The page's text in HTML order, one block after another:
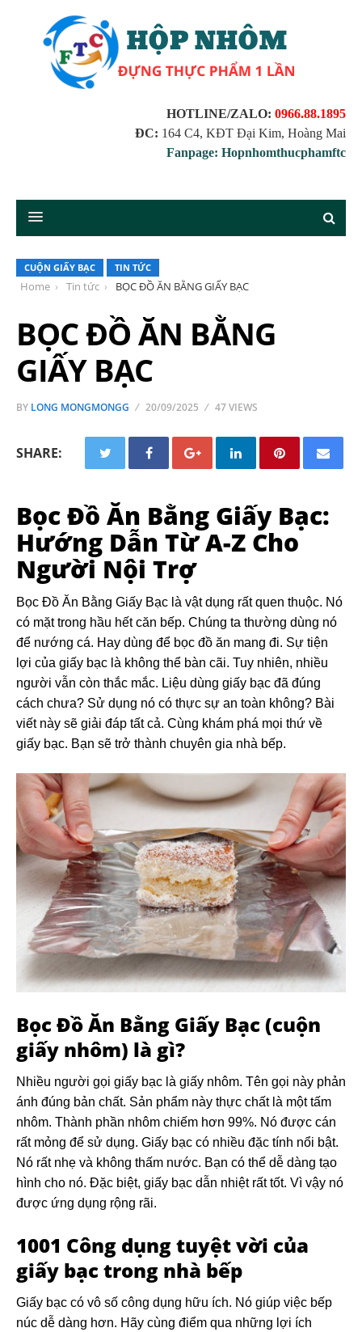
HOTLINE/ZALO: 0966.88.1895
ĐC: 164 C4, KĐT Đại Kim, Hoàng Mai
Fanpage: Hopnhomthucphamftc
CUỘN GIẤY BẠC TIN TỨC
Home Tin tức BỌC ĐỒ ĂN BẰNG GIẤY BẠC
BỌC ĐỒ ĂN BẰNG
GIẤY BẠC
BY LONG MONGMONGG 20/09/2025 47 VIEWS
SHARE:
Bọc Đồ Ăn Bằng Giấy Bạc:
Hướng Dẫn Từ A-Z Cho
Người Nội Trợ
Bọc Đồ Ăn Bằng Giấy Bạc là vật dụng rất quen thuộc. Nó
có mặt trong hầu hết căn bếp. Chúng ta thường dùng nó
để nướng cá. Hay dùng để bọc đồ ăn mang đi. Sự tiện
lợi của giấy bạc là không thể bàn cãi. Tuy nhiên, nhiều
người vẫn còn thắc mắc. Liệu dùng giấy bạc đã đúng
cách chưa? Sử dụng nó có thực sự an toàn không? Bài
viết này sẽ giải đáp tất cả. Cùng khám phá mọi thứ về
giấy bạc. Bạn sẽ trở thành chuyên gia nhà bếp.
Bọc Đồ Ăn Bằng Giấy Bạc(cuộn
giấy nhôm) là gì?
Nhiều người gọi giấy bạc là giấy nhôm. Tên gọi này phản
ánh đúng bản chất. Sản phẩm này thực chất là một tấm
nhôm. Thành phần nhôm chiếm hơn 99%. Nó được cán
rất mỏng để sử dụng. Giấy bạc có nhiều đặc tính nổi bật.
Nó rất nhẹ và không thấm nước. Bạn có thể dễ dàng tạo
hình cho nó. Đặc biệt, giấy bạc dẫn nhiệt rất tốt. Vì vậy nó
được ứng dụng rộng rãi.
1001 Công dụng tuyệt vời của
giấy bạc trong nhà bếp
Giấy bạc có vô số công dụng hữu ích. Nó giúp việc bếp
núc dễ dàng hơn. Hãy cùng điểm qua những lợi ích